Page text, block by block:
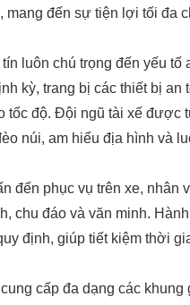
mang đến sự tiện lợi tối đa
luôn chú trọng đến yếu tố
kỳ, trang bị các thiết bị an
tốc độ. Đội ngũ tài xế được
núi, am hiểu địa hình và
đến phục vụ trên xe, nhân
chu đáo và văn minh.
định, giúp tiết kiệm thời
cấp đa dạng các khung